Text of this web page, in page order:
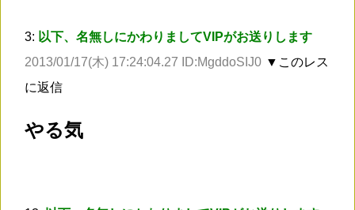
3: 以下、名無しにかわりましてVIPがお送りします
2013/01/17(木) 17:24:04.27 ID:MgddoSIJ0 ▼このレス
に返信
やる気